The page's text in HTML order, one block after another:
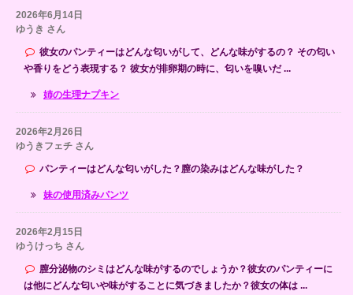
2026年6月14日
ゆうき さん
彼女のパンティーはどんな匂いがして、どんな味がするの？ その匂い
や香りをどう表現する？ 彼女が排卵期の時に、匂いを嗅いだ ...
姉の生理ナプキン
2026年2月26日
ゆうきフェチ さん
パンティーはどんな匂いがした？膣の染みはどんな味がした？
妹の使用済みパンツ
2026年2月15日
ゆうけっち さん
膣分泌物のシミはどんな味がするのでしょうか？彼女のパンティーに
は他にどんな匂いや味がすることに気づきましたか？彼女の体は ...